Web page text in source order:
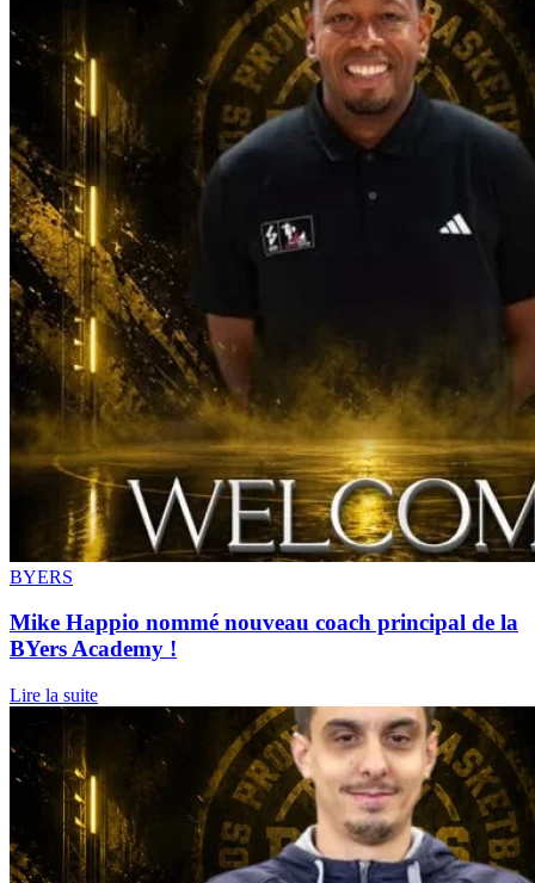
BYERS
Mike Happio nommé nouveau coach principal de la
BYers Academy !
Lire la suite